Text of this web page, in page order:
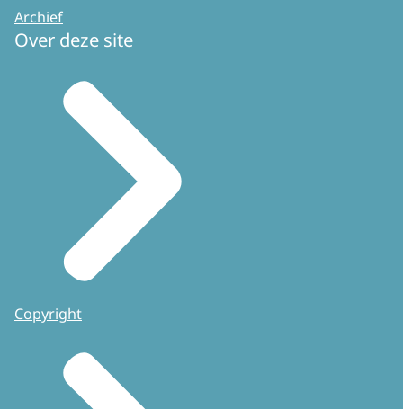
Archief
Over deze site
Copyright